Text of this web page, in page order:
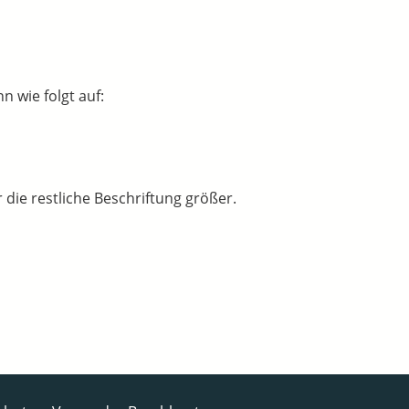
wie folgt auf:
restliche Beschriftung größer.